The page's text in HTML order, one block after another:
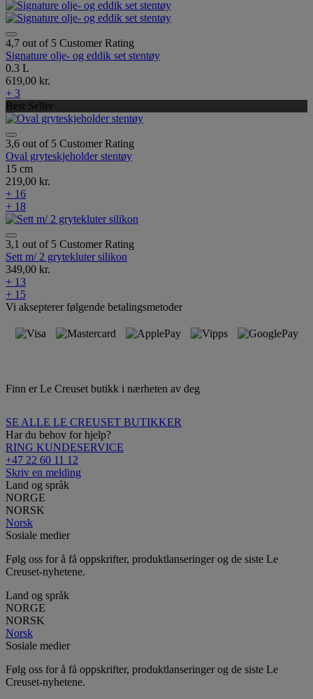
4,7 out of 5 Customer Rating
Signature olje- og eddik set stentøy
0.3 L
619,00 kr.
+ 3
Best Seller
3,6 out of 5 Customer Rating
Oval gryteskjeholder stentøy
15 cm
219,00 kr.
+ 16
+ 18
3,1 out of 5 Customer Rating
Sett m/ 2 grytekluter silikon
349,00 kr.
+ 13
+ 15
Vi aksepterer følgende betalingsmetoder
Finn er Le Creuset butikk i nærheten av deg
SE ALLE LE CREUSET BUTIKKER
Har du behov for hjelp?
RING KUNDESERVICE
+47 22 60 11 12
Skriv en melding
Land og språk
NORGE
NORSK
Norsk
Sosiale medier
Følg oss for å få oppskrifter, produktlanseringer og de siste Le
Creuset-nyhetene.
Land og språk
NORGE
NORSK
Norsk
Sosiale medier
Følg oss for å få oppskrifter, produktlanseringer og de siste Le
Creuset-nyhetene.